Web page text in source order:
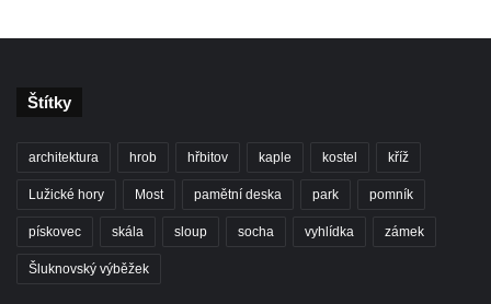
Štítky
architektura hrob hřbitov kaple kostel kříž
Lužické hory Most pamětní deska park pomník
pískovec skála sloup socha vyhlídka zámek
Šluknovský výběžek